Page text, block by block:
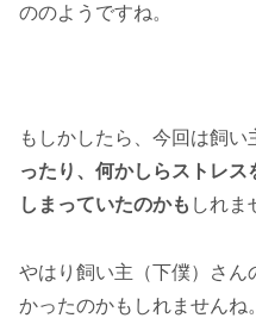
ののようですね。
もしかしたら、今回は飼
ったり、何かしらストレ
しまっていたのかも しれま
やはり飼い主（下僕）さん
かったのかもしれませんね。